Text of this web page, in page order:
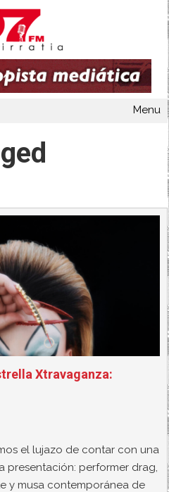
Menu
Xtravaganza:
el lujazo de contar con una
presentación: performer drag,
y musa contemporánea de